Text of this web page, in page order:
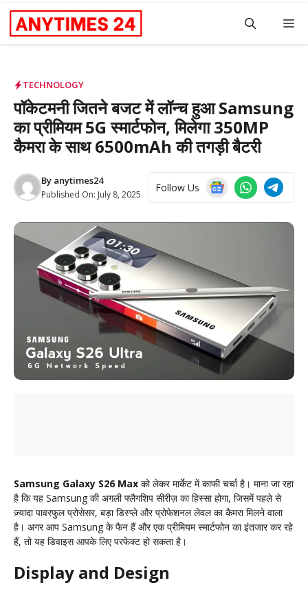
Skip
content
TECHNOLOGY
पॉकेटमनी जितने बजट में लॉन्च हुआ Samsung
का प्रीमियम 5G स्मार्टफोन, मिलेगा 350MP
कैमरा के साथ 6500mAh की तगड़ी बैटरी
By anytimes24
Published On: July 8, 2025
Follow Us
Samsung Galaxy S26 Max को लेकर मार्केट में काफी चर्चा है। माना जा रहा
है कि यह Samsung की अगली फ्लैगशिप सीरीज़ का हिस्सा होगा, जिसमें पहले से
ज़्यादा पावरफुल प्रोसेसर, बड़ा डिस्प्ले और प्रोफेशनल लेवल का कैमरा मिलने वाला
है। अगर आप Samsung के फैन हैं और एक प्रीमियम स्मार्टफोन का इंतजार कर रहे
हैं, तो यह डिवाइस आपके लिए परफेक्ट हो सकता है।
Display and Design